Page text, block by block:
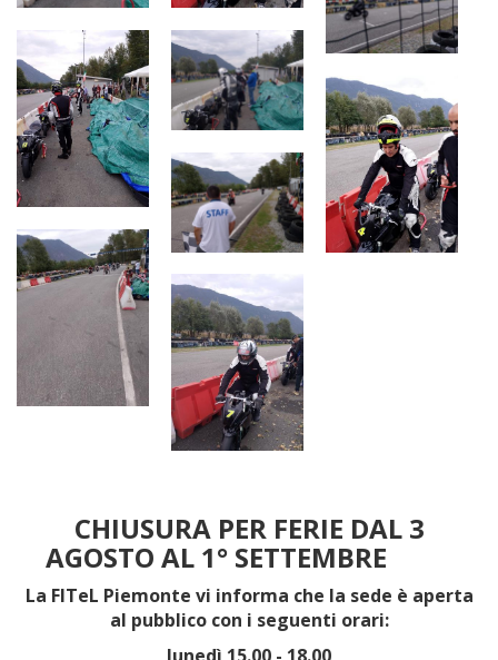
CHIUSURA PER FERIE DAL 3
AGOSTO AL 1° SETTEMBRE
La FITeL Piemonte vi informa che la sede è aperta
al pubblico con i seguenti orari: